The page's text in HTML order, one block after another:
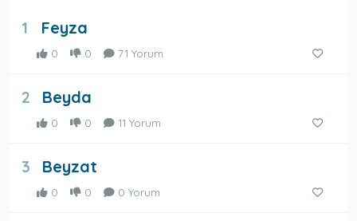
1 Feyza
0 0 71 Yorum
2 Beyda
0 0 11 Yorum
3 Beyzat
0 0 0 Yorum